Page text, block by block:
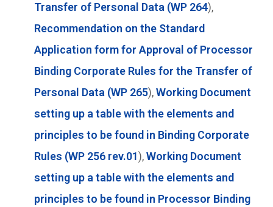
Transfer of Personal Data (WP 264),
Recommendation on the Standard
Application form for Approval of Processor
Binding Corporate Rules for the Transfer of
Personal Data (WP 265),Working Document
setting up a table with the elements and
principles to be found in Binding Corporate
Rules (WP 256 rev.01),Working Document
setting up a table with the elements and
principles to be found in Processor Binding